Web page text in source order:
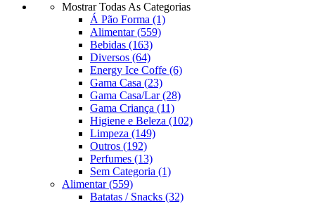
Mostrar Todas As Categorias
Á Pão Forma (1)
Alimentar(559)
Bebidas (163)
Diversos (64)
Energy Ice Coffe (6)
Gama Casa (23)
Gama Casa/Lar(28)
Gama Criança (11)
Higiene e Beleza (102)
Limpeza (149)
Outros (192)
Perfumes (13)
Sem Categoria (1)
Alimentar(559)
Batatas / Snacks (32)